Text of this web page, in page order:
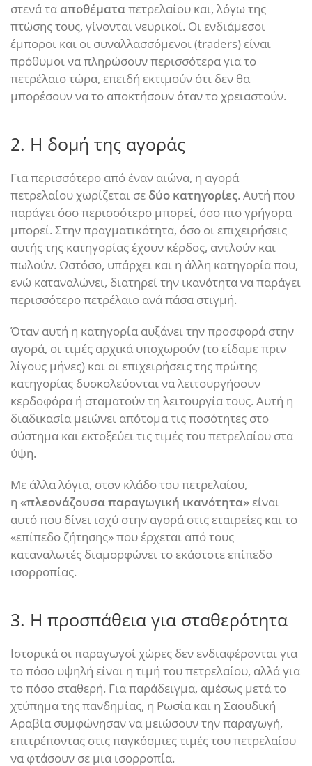
στενά τα αποθέματαπετρελαίου και, λόγω της
πτώσης τους, γίνονται νευρικοί. Οι ενδιάμεσοι
έμποροι και οι συναλλασσόμενοι (traders) είναι
πρόθυμοι να πληρώσουν περισσότερα για το
πετρέλαιο τώρα, επειδή εκτιμούν ότι δεν θα
μπορέσουν να το αποκτήσουν όταν το χρειαστούν.
2. Η δομή της αγοράς
Για περισσότερο από έναν αιώνα, η αγορά
πετρελαίου χωρίζεται σε δύο κατηγορίες. Αυτή που
παράγει όσο περισσότερο μπορεί, όσο πιο γρήγορα
μπορεί. Στην πραγματικότητα, όσο οι επιχειρήσεις
αυτής της κατηγορίας έχουν κέρδος, αντλούν και
πωλούν. Ωστόσο, υπάρχει και η άλλη κατηγορία που,
ενώ καταναλώνει, διατηρεί την ικανότητα να παράγει
περισσότερο πετρέλαιο ανά πάσα στιγμή.
Όταν αυτή η κατηγορία αυξάνει την προσφορά στην
αγορά, οι τιμές αρχικά υποχωρούν (το είδαμε πριν
λίγους μήνες) και οι επιχειρήσεις της πρώτης
κατηγορίας δυσκολεύονται να λειτουργήσουν
κερδοφόρα ή σταματούν τη λειτουργία τους. Αυτή η
διαδικασία μειώνει απότομα τις ποσότητες στο
σύστημα και εκτοξεύει τις τιμές του πετρελαίου στα
ύψη.
Με άλλα λόγια, στον κλάδο του πετρελαίου,
η «πλεονάζουσα παραγωγική ικανότητα»είναι
αυτό που δίνει ισχύ στην αγορά στις εταιρείες και το
«επίπεδο ζήτησης» που έρχεται από τους
καταναλωτές διαμορφώνει το εκάστοτε επίπεδο
ισορροπίας.
3. Η προσπάθεια για σταθερότητα
Ιστορικά οι παραγωγοί χώρες δεν ενδιαφέρονται για
το πόσο υψηλή είναι η τιμή του πετρελαίου, αλλά για
το πόσο σταθερή. Για παράδειγμα, αμέσως μετά το
χτύπημα της πανδημίας, η Ρωσία και η Σαουδική
Αραβία συμφώνησαν να μειώσουν την παραγωγή,
επιτρέποντας στις παγκόσμιες τιμές του πετρελαίου
να φτάσουν σε μια ισορροπία.